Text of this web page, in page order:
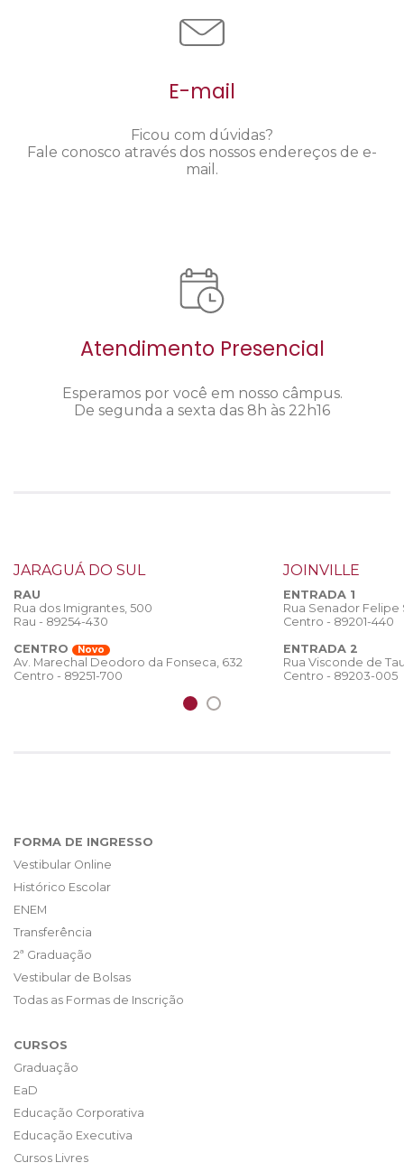
E-mail
Ficou com dúvidas?
Fale conosco através dos nossos endereços de e-
mail.
Atendimento Presencial
Esperamos por você em nosso câmpus.
De segunda a sexta das 8h às 22h16
JARAGUÁ DO SUL
RAU
Rua dos Imigrantes, 500
Rau - 89254-430
CENTRO
Novo
Av. Marechal Deodoro da Fonseca, 632
Centro - 89251-700
JOINVILLE
ENTRADA 1
Rua Senador
Centro - 89201-440
ENTRADA 2
Rua Visconde de
Centro - 89203-005
FORMA DE INGRESSO
Vestibular Online
Histórico Escolar
ENEM
Transferência
2ª Graduação
Vestibular de Bolsas
Todas as Formas de Inscrição
CURSOS
Graduação
EaD
Educação Corporativa
Educação Executiva
Cursos Livres